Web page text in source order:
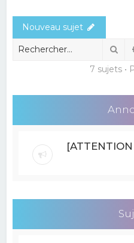
Nouveau sujet
7 sujets •